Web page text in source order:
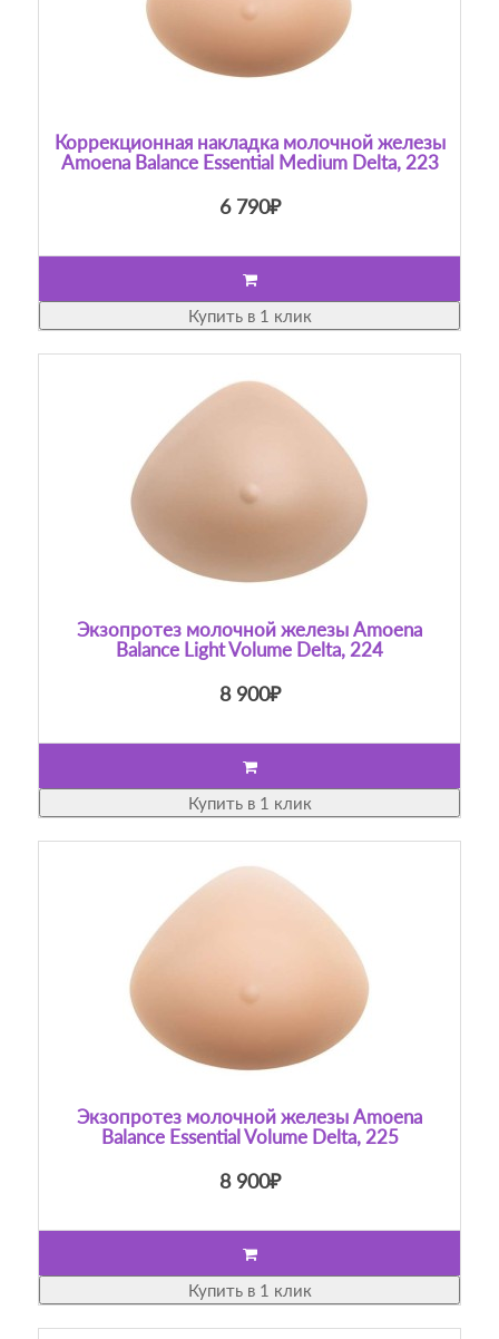
Коррекционная накладка молочной железы
Amoena Balance Essential Medium Delta, 223
6 790₽
Купить в 1 клик
Экзопротез молочной железы Amoena
Balance Light Volume Delta, 224
8 900₽
Купить в 1 клик
Экзопротез молочной железы Amoena
Balance Essential Volume Delta, 225
8 900₽
Купить в 1 клик